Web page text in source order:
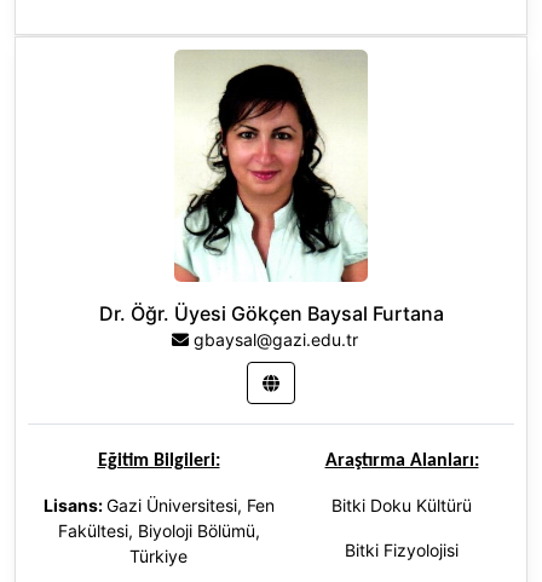
Doktora:Gazi Üniversitesi, Fen
Fakültesi, Biyoloji
Dr. Öğr. Üyesi Gökçen Baysal Furtana
gbaysal@gazi.edu.tr
Eğitim Bilgileri: Araştırma Alanları:
Lisans:Gazi Üniversitesi, Fen
Fakültesi, Biyoloji Bölümü,
Türkiye
Bitki Doku Kültürü
Bitki Fizyolojisi